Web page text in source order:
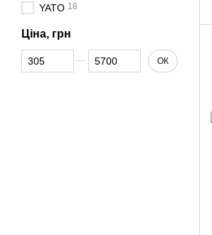
YATO 18
Ціна, грн
Від Ціна, грн
До Ціна, грн ОК